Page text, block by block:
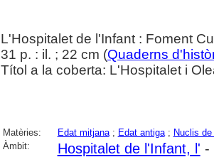
L'Hospitalet de l'Infant : Foment
31 p. : il. ; 22 cm (Quaderns
Títol a la coberta: L'Hospitalet i
Matèries: Edat mitjana; Edat antiga; Nuclis
Àmbit:
Hospitalet de l'Infant, l' -